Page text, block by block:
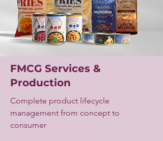
FMCG Services &
Production
Complete product lifecycle
management from concept to
consumer